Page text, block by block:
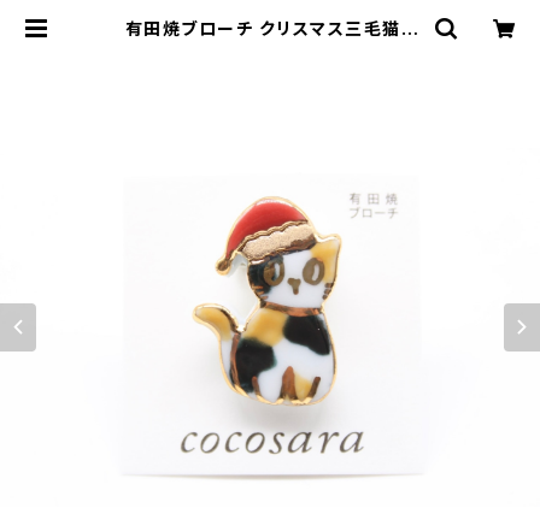
有田焼ブローチ クリスマス三毛猫 |